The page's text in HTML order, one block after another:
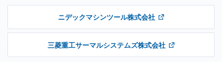
ニデックマシンツール株式会社
三菱重工サーマルシステムズ株式会社